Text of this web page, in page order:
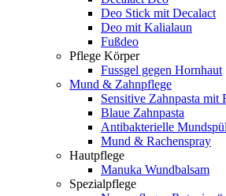
Deo Stick mit Decalact
Deo mit Kalialaun
Fußdeo
Pflege Körper
Fussgel gegen Hornhaut
Mund & Zahnpflege
Sensitive Zahnpasta mit
Blaue Zahnpasta
Antibakterielle
Mund & Rachenspray
Hautpflege
Manuka Wundbalsam
Spezialpflege